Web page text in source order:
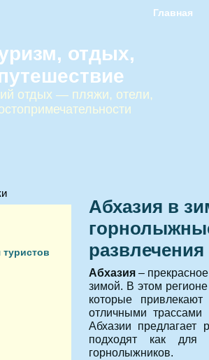
Главная
отдых,
отдых — пляжи, отели,
Абхазия в
развлечения
Абхазия –
зимой. В этом
которые
отличными
Абхазии предлагает
подходят как
горнолыжников.